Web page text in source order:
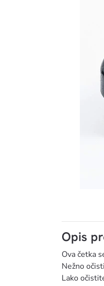
Opis
Ova četka
Nežno
Lako